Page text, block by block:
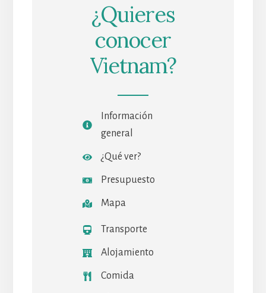
¿Quieres
conocer
Vietnam?
Información
general
¿Qué ver?
Presupuesto
Mapa
Transporte
Alojamiento
Comida